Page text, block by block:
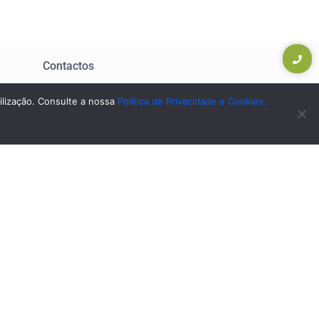
Contactos
geral@ccesocial.pt
Consulte a nossa Política de Privacidade e Cookies.